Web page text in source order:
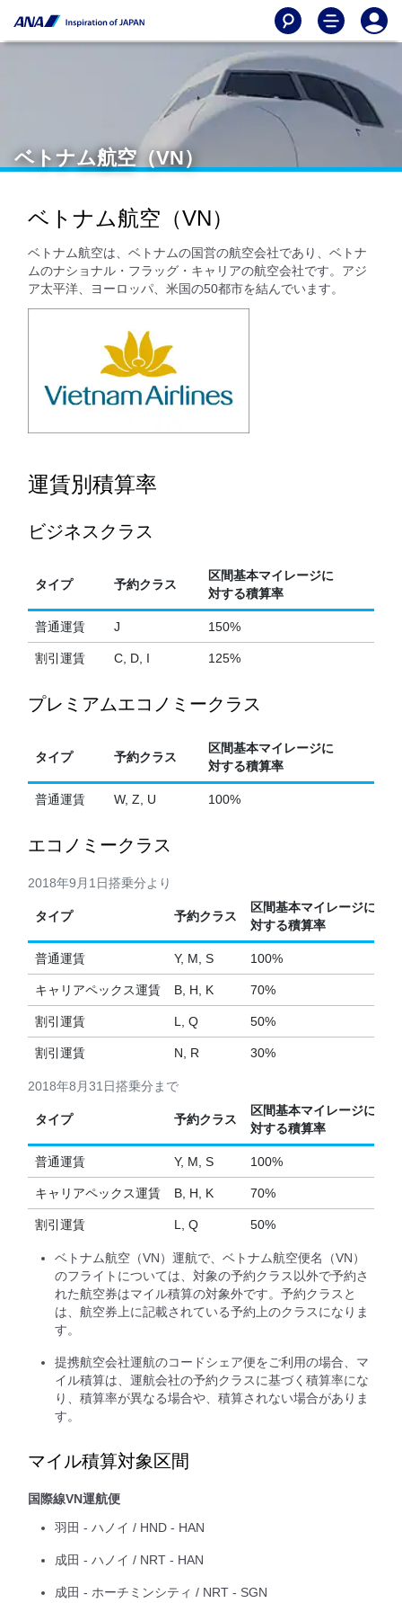
ベトナム航空（VN）
ベトナム航空（VN）
ベトナム航空は、ベトナムの国営の航空会社であり、ベトナ
ムのナショナル・フラッグ・キャリアの航空会社です。アジ
ア太平洋、ヨーロッパ、米国の50都市を結んでいます。
運賃別積算率
ビジネスクラス
タイプ 予約クラス
区間基本マイレージに
対する積算率
普通運賃 J 150%
割引運賃 C, D, I 125%
プレミアムエコノミークラス
タイプ 予約クラス
区間基本マイレージに
対する積算率
普通運賃 W, Z, U 100%
エコノミークラス
2018年9月1日搭乗分より
タイプ 予約クラス
区間基本マイレージに
対する積算率
普通運賃 Y, M, S 100%
キャリアペックス運賃 B, H, K 70%
割引運賃 L, Q 50%
割引運賃 N, R 30%
2018年8月31日搭乗分まで
タイプ 予約クラス
区間基本マイレージに
対する積算率
普通運賃 Y, M, S 100%
キャリアペックス運賃 B, H, K 70%
割引運賃 L, Q 50%
ベトナム航空（VN）運航で、ベトナム航空便名（VN）
のフライトについては、対象の予約クラス以外で予約さ
れた航空券はマイル積算の対象外です。予約クラスと
は、航空券上に記載されている予約上のクラスになりま
す。
提携航空会社運航のコードシェア便をご利用の場合、マ
イル積算は、運航会社の予約クラスに基づく積算率にな
り、積算率が異なる場合や、積算されない場合がありま
す。
マイル積算対象区間
国際線VN運航便
羽田 - ハノイ / HND - HAN
成田 - ハノイ / NRT - HAN
成田 - ホーチミンシティ / NRT - SGN